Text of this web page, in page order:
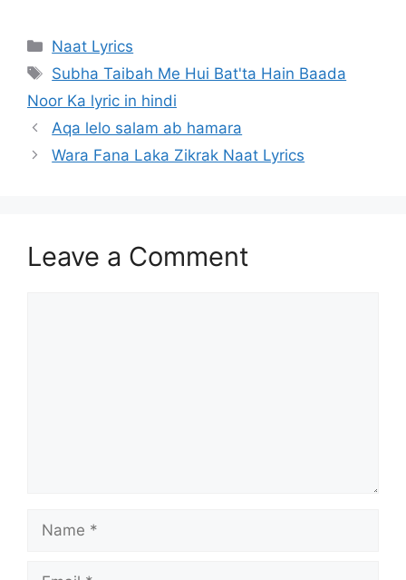
Categories
Naat Lyrics
Tags
Subha Taibah Me Hui Bat'ta Hain Baada
Noor Ka lyric in hindi
Aqa lelo salam ab hamara
Wara Fana Laka Zikrak Naat Lyrics
Leave a Comment
Name
Email